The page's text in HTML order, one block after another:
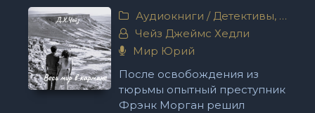
Аудиокниги / Детективы, триллеры
Чейз Джеймс Хедли
Мир Юрий
После освобождения из
тюрьмы опытный преступник
Фрэнк Морган решил